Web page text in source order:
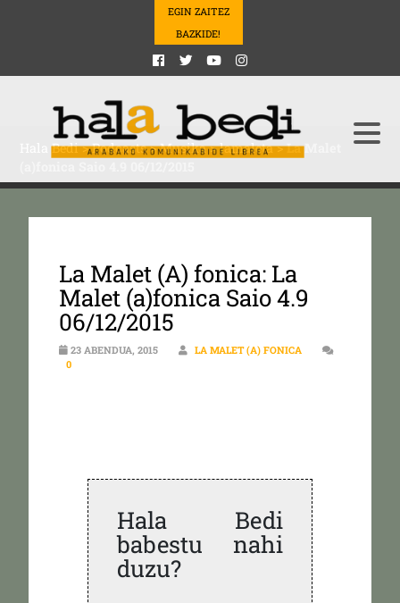
EGIN ZAITEZ
BAZKIDE!
Hala Bedi>Podcasts>Musika>lamaleta>La Malet
La Malet (A) fonica: La
Malet (a)fonica Saio 4.9
06/12/2015
23 ABENDUA, 2015
LA MALET (A) FONICA
0
Hala Bedi
babestu nahi
duzu?